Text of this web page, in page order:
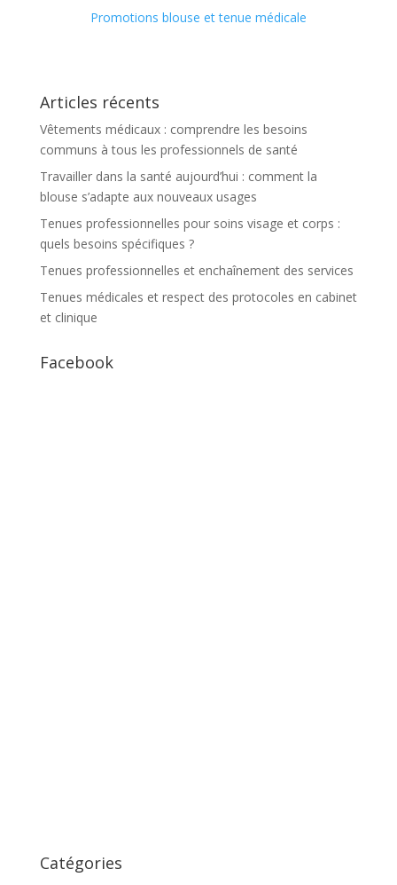
Promotions blouse et tenue médicale
Articles récents
Vêtements médicaux : comprendre les besoins
communs à tous les professionnels de santé
Travailler dans la santé aujourd’hui : comment la
blouse s’adapte aux nouveaux usages
Tenues professionnelles pour soins visage et corps :
quels besoins spécifiques ?
Tenues professionnelles et enchaînement des services
Tenues médicales et respect des protocoles en cabinet
et clinique
Facebook
Catégories